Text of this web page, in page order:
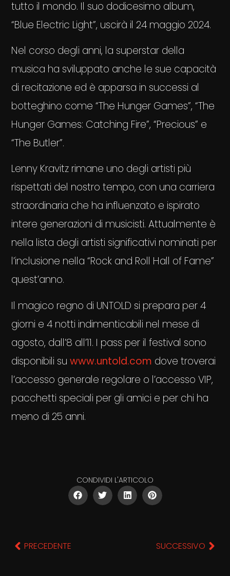
tutto il mondo. Il suo dodicesimo album,
“Blue Electric Light”, uscirà il 24 maggio 2024.
Nel corso degli anni, la superstar della
musica ha sviluppato anche le sue capacità
di recitazione ed è apparsa in successi al
botteghino come “The Hunger Games”, “The
Hunger Games: Catching Fire”, “Precious” e
“The Butler”.
Lenny Kravitz rimane uno degli artisti più
rispettati del nostro tempo, con una carriera
straordinaria che ha influenzato e ispirato
intere generazioni di musicisti. Attualmente è
nella lista degli artisti significativi nominati per
l’inclusione nella “Rock and Roll Hall of Fame”
quest’anno.
Il magico regno di UNTOLD si prepara per 4
giorni e 4 notti indimenticabili nel mese di
agosto, dall’8 all’11. I pass per il festival sono
disponibili suwww.untold.com dove troverai
l’accesso generale regolare o l’accesso VIP,
pacchetti speciali per gli amici e per chi ha
meno di 25 anni.
CONDIVIDI L'ARTICOLO
PRECEDENTE SUCCESSIVO